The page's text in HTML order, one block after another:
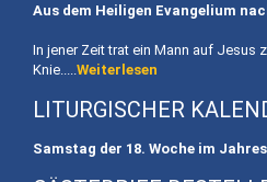
Referenten
Für
willkommen
Aus dem Heiligen Evangelium
In jener Zeit trat ein Mann auf Jesus
Knie..... Weiterlesen
LITURGISCHER
Samstag der 18. Woche im